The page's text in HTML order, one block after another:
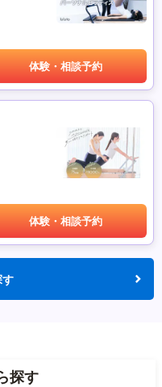
体験・相談予約
体験・相談予約
す
探す